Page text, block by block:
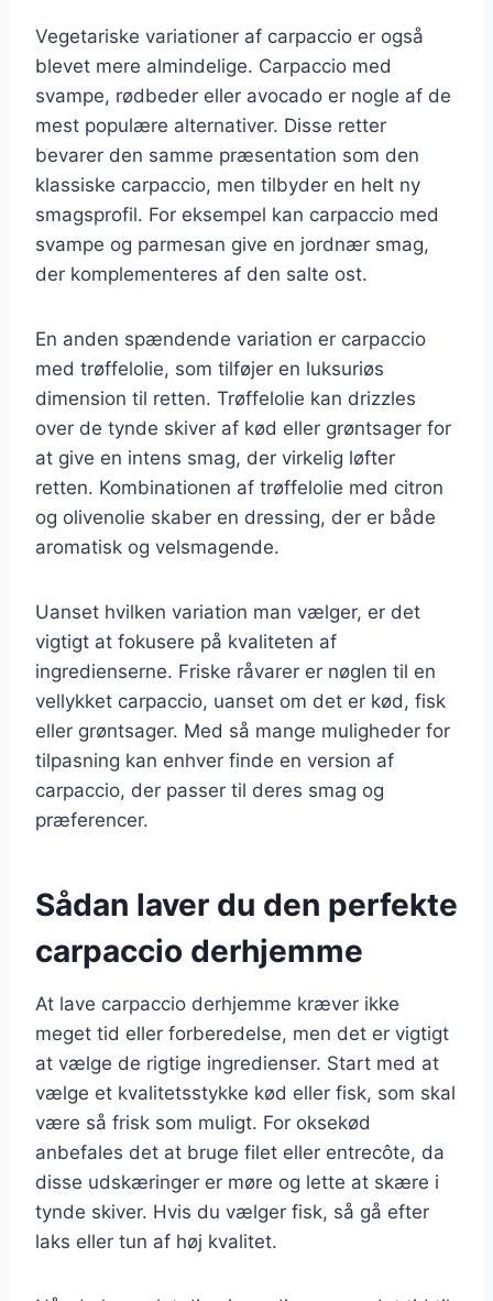
Vegetariske variationer af carpaccio er også
blevet mere almindelige. Carpaccio med
svampe, rødbeder eller avocado er nogle af de
mest populære alternativer. Disse retter
bevarer den samme præsentation som den
klassiske carpaccio, men tilbyder en helt ny
smagsprofil. For eksempel kan carpaccio med
svampe og parmesan give en jordnær smag,
der komplementeres af den salte ost.
En anden spændende variation er carpaccio
med trøffelolie, som tilføjer en luksuriøs
dimension til retten. Trøffelolie kan drizzles
over de tynde skiver af kød eller grøntsager for
at give en intens smag, der virkelig løfter
retten. Kombinationen af trøffelolie med citron
og olivenolie skaber en dressing, der er både
aromatisk og velsmagende.
Uanset hvilken variation man vælger, er det
vigtigt at fokusere på kvaliteten af
ingredienserne. Friske råvarer er nøglen til en
vellykket carpaccio, uanset om det er kød, fisk
eller grøntsager. Med så mange muligheder for
tilpasning kan enhver finde en version af
carpaccio, der passer til deres smag og
præferencer.
Sådan laver du den perfekte
carpaccio derhjemme
At lave carpaccio derhjemme kræver ikke
meget tid eller forberedelse, men det er vigtigt
at vælge de rigtige ingredienser. Start med at
vælge et kvalitetsstykke kød eller fisk, som skal
være så frisk som muligt. For oksekød
anbefales det at bruge filet eller entrecôte, da
disse udskæringer er møre og lette at skære i
tynde skiver. Hvis du vælger fisk, så gå efter
laks eller tun af høj kvalitet.